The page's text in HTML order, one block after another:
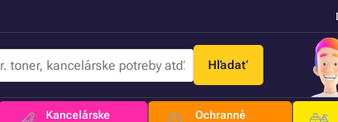
Hľadať
Kancelárske
Ochranné